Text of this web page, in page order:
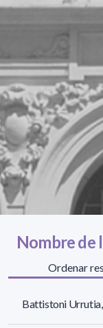
Nombre de
Ordenar
Battistoni